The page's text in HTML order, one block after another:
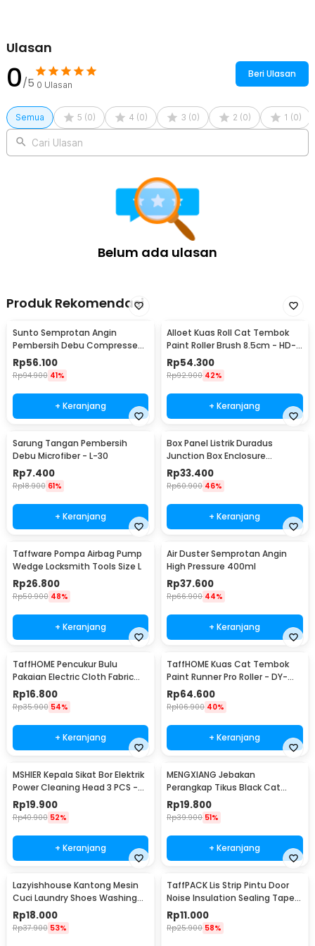
Ulasan
0/5 0 Ulasan
Beri Ulasan
Semua 5 (0) 4 (0) 3 (0) 2 (0) 1 (0)
Cari Ulasan
Belum ada ulasan
Produk Rekomendasi
Sunto Semprotan Angin
Pembersih Debu Compressed
Air Duster 400ml - ST1003
Rp56.100
Rp94.900 41%
+ Keranjang
Alloet Kuas Roll Cat Tembok
Paint Roller Brush 8.5cm - HD-
TVYQS
Rp54.300
Rp92.900 42%
+ Keranjang
Sarung Tangan Pembersih
Debu Microfiber - L-30
Rp7.400
Rp18.900 61%
+ Keranjang
Box Panel Listrik Duradus
Junction Box Enclosure
Waterproof 158x90mm - B1589
Rp33.400
Rp60.900 46%
+ Keranjang
Taffware Pompa Airbag Pump
Wedge Locksmith Tools Size L
Rp26.800
Rp50.900 48%
+ Keranjang
Air Duster Semprotan Angin
High Pressure 400ml
Rp37.600
Rp66.900 44%
+ Keranjang
TaffHOME Pencukur Bulu
Pakaian Electric Cloth Fabric
Shaver - FL-188
Rp16.800
Rp35.900 54%
+ Keranjang
TaffHOME Kuas Cat Tembok
Paint Runner Pro Roller - DY-
526
Rp64.600
Rp106.900 40%
+ Keranjang
MSHIER Kepala Sikat Bor Elektrik
Power Cleaning Head 3 PCS -
DB003
Rp19.900
Rp40.900 52%
+ Keranjang
MENGXIANG Jebakan
Perangkap Tikus Black Cat
Mousetrap 2 PCS - JB56
Rp19.800
Rp39.900 51%
+ Keranjang
Lazyishhouse Kantong Mesin
Cuci Laundry Shoes Washing
Mesh Bag - 62319
Rp18.000
Rp37.900 53%
TaffPACK Lis Strip Pintu Door
Noise Insulation Sealing Tape
5Mx3cm - B35
Rp11.000
Rp25.900 58%